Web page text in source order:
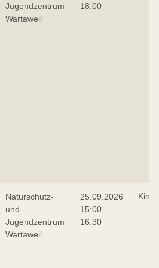
Jugendzentrum
Wartaweil
18:00
Naturschutz-
und
Jugendzentrum
Wartaweil
25.09.2026
15:00 -
16:30